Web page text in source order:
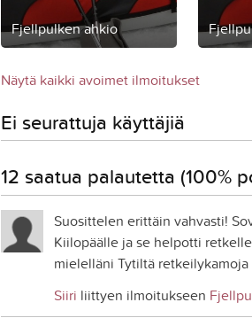
Fjellpulken ahkio
Näytä kaikki avoimet ilmoitukset
Ei seurattuja käyttäjiä
12 saatua palautetta (100%
Suosittelen erittäin vahvasti!
Kiilopäälle ja se helpotti
mielelläni Tytiltä retkeilykamoja
Siiri liittyen ilmoitukseen